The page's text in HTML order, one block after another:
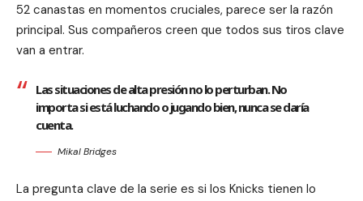
52 canastas en momentos cruciales, parece ser la razón
principal. Sus compañeros creen que todos sus tiros clave
van a entrar.
Las situaciones de alta presión no lo perturban. No
importa si está luchando o jugando bien, nunca se daría
cuenta.
Mikal Bridges
La pregunta clave de la serie es si los Knicks tienen lo